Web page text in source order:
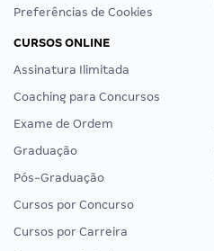
Preferências de Cookies
CURSOS ONLINE
Assinatura Ilimitada
Coaching para Concursos
Exame de Ordem
Graduação
Pós-Graduação
Cursos por Concurso
Cursos por Carreira